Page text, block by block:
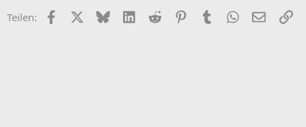
Teilen: Facebook BlueskyLinkedIn
Reddit PinterestTumblr WhatsApp
E-Mail